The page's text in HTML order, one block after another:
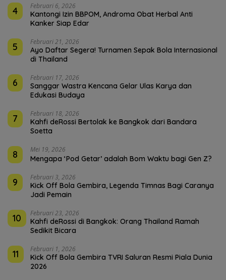
4 Februari 6, 2026
Kantongi Izin BBPOM, Androma Obat Herbal Anti
Kanker Siap Edar
5 Februari 21, 2026
Ayo Daftar Segera! Turnamen Sepak Bola Internasional
di Thailand
6 Februari 17, 2026
Sanggar Wastra Kencana Gelar Ulas Karya dan
Edukasi Budaya
7 Februari 18, 2026
Kahfi deRossi Bertolak ke Bangkok dari Bandara
Soetta
8 Mei 19, 2026
Mengapa ‘Pod Getar’ adalah Bom Waktu bagi Gen Z?
9 Februari 3, 2026
Kick Off Bola Gembira, Legenda Timnas Bagi Caranya
Jadi Pemain
10 Februari 23, 2026
Kahfi deRossi di Bangkok: Orang Thailand Ramah
Sedikit Bicara
11 Februari 1, 2026
Kick Off Bola Gembira TVRI Saluran Resmi Piala Dunia
2026